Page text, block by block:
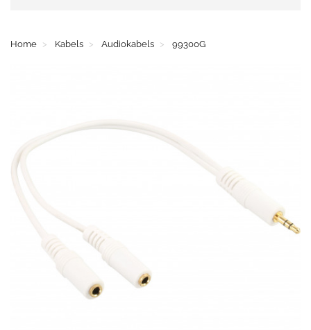
Home Kabels Audiokabels 99300G